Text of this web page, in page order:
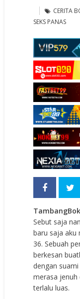
CERITA
SEKS PANAS
Sebut saja
baru saja aku
36. Sebuah
berkesan
dengan
merasa jenuh
terlalu luas.